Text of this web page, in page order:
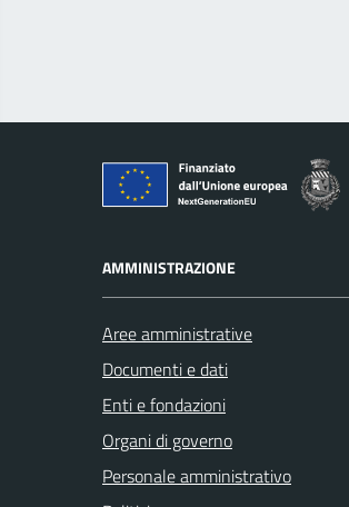
AMMINISTRAZIONE
Aree amministrative
Documenti e dati
Enti e fondazioni
Organi di governo
Personale amministrativo